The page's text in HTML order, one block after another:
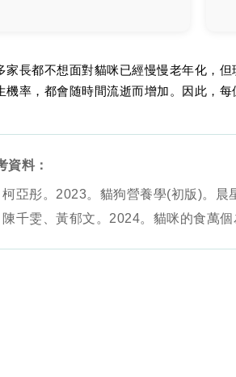
家長都不想面對貓咪已經慢慢老年化，
機率，都會随時間流逝而增加。因此，
資料：
柯亞彤。2023。貓狗營養學(初版)。晨
陳千雯、黃郁文。2024。貓咪的食萬